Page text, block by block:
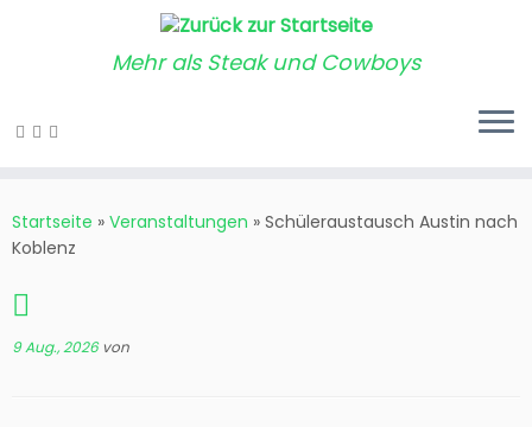
Mehr als Steak und Cowboys
Startseite » Veranstaltungen » Schüleraustausch Austin nach
Koblenz
9 Aug., 2026 von